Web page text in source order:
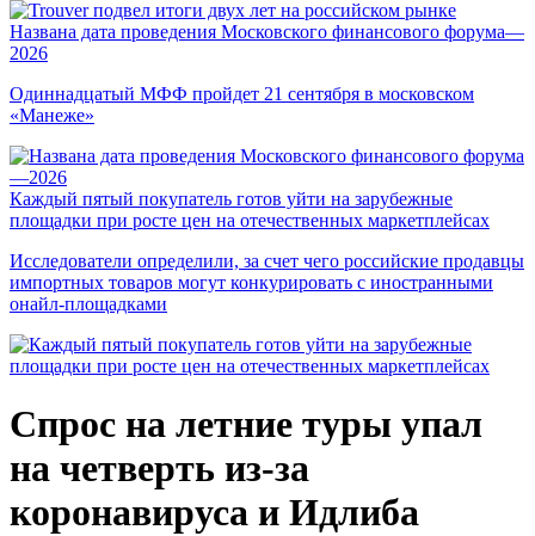
Названа дата проведения Московского финансового форума—
2026
Одиннадцатый МФФ пройдет 21 сентября в московском
«Манеже»
Каждый пятый покупатель готов уйти на зарубежные
площадки при росте цен на отечественных маркетплейсах
Исследователи определили, за счет чего российские продавцы
импортных товаров могут конкурировать с иностранными
онайл-площадками
Спрос на летние туры упал
на четверть из-за
коронавируса и Идлиба